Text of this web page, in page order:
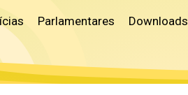
Parlamentares Downloads